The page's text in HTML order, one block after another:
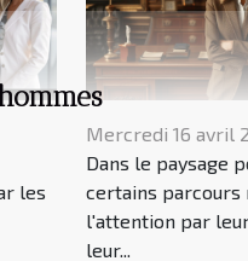
les
Mercredi 16 avril
Dans le paysage
certains
l'attention par
leur...